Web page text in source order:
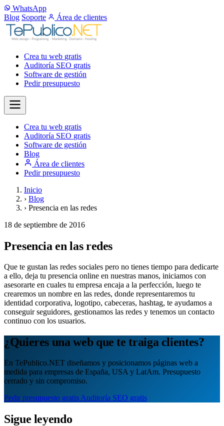
WhatsApp
Blog Soporte Área de clientes
Crea tu web gratis
Auditoría SEO gratis
Software de gestión
Pedir presupuesto
Crea tu web gratis
Auditoría SEO gratis
Software de gestión
Blog
Área de clientes
Pedir presupuesto
Inicio
› Blog
› Presencia en las redes
18 de septiembre de 2016
Presencia en las redes
Que te gustan las redes sociales pero no tienes tiempo para dedicarte
a ello, deja tu presencia online en nuestras manos, iniciamos con
asesorarte en cuales tu empresa encaja a la perfección, luego te
crearemos un nombre en las redes, donde representaremos tu
identidad corporativa, logotipo, cabeceras, hashtag, te ayudamos a
conseguir seguidores, gestionamos las redes y tenemos un contacto
continuo con los usuarios.
¿Quieres una web que te traiga clientes?
En TePublico.NET diseñamos y posicionamos páginas web a
medida para empresas de España, USA y LatAm. Presupuesto
cerrado y sin compromiso.
Pedir presupuesto gratis Auditoría SEO gratis
Sigue leyendo